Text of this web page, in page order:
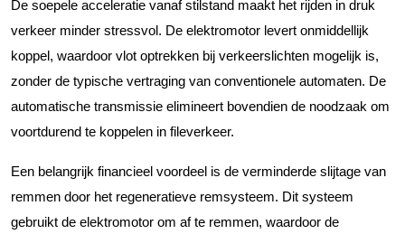
De soepele acceleratie vanaf stilstand maakt het rijden in druk
verkeer minder stressvol. De elektromotor levert onmiddellijk
koppel, waardoor vlot optrekken bij verkeerslichten mogelijk is,
zonder de typische vertraging van conventionele automaten. De
automatische transmissie elimineert bovendien de noodzaak om
voortdurend te koppelen in fileverkeer.
Een belangrijk financieel voordeel is de verminderde slijtage van
remmen door het regeneratieve remsysteem. Dit systeem
gebruikt de elektromotor om af te remmen, waardoor de